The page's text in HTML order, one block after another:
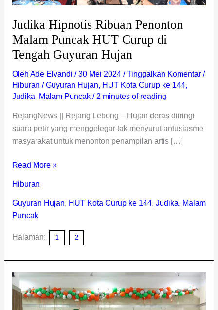
Judika Hipnotis Ribuan Penonton
Malam Puncak HUT Curup di
Tengah Guyuran Hujan
Oleh Ade Elvandi / 30 Mei 2024 / Tinggalkan Komentar /
Hiburan / Guyuran Hujan, HUT Kota Curup ke 144,
Judika, Malam Puncak/ 2 minutes of reading
RejangNews || Rejang Lebong – Hujan deras diiringi
suara petir yang menggelegar tak menyurut antusiasme
masyarakat untuk menonton penampilan artis […]
Hujan
Read More »
Hiburan
Guyuran Hujan, HUT Kota Curup ke 144, Judika, Malam
Puncak
Halaman: 1 2
Event
Bertabur
Hadiah